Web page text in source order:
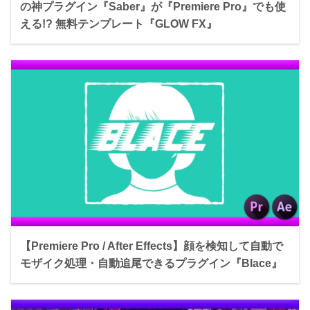
の神プラグイン『Saber』が『Premiere Pro』でも使
える!? 無料テンプレート『GLOW FX』
【Premiere Pro / After Effects】顔を検知して自動で
モザイク処理・自動追尾できるプラグイン『Blace』